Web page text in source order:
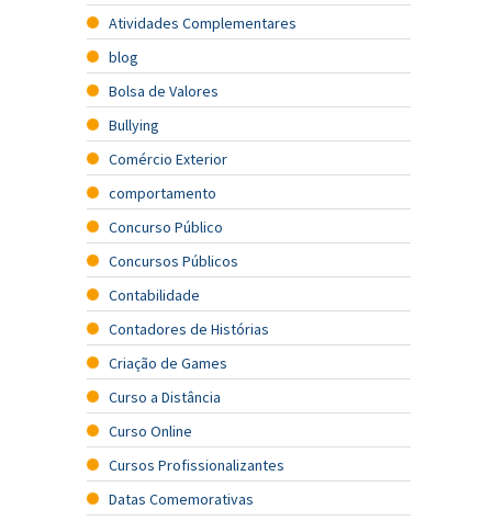
Atividades Complementares
blog
Bolsa de Valores
Bullying
Comércio Exterior
comportamento
Concurso Público
Concursos Públicos
Contabilidade
Contadores de Histórias
Criação de Games
Curso a Distância
Curso Online
Cursos Profissionalizantes
Datas Comemorativas